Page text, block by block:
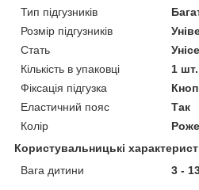
Тип підгузників
Розмір підгузників
Стать
Кількість в упаковці
1 шт.
Фіксація підгузка
Еластичний пояс
Так
Колір
Користувальницькі
Вага дитини
3 -